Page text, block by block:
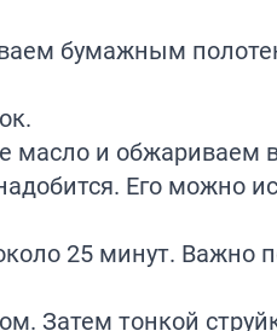
бумажным
масло и обжариваем
Его можно
25 минут. Важно
Затем тонкой